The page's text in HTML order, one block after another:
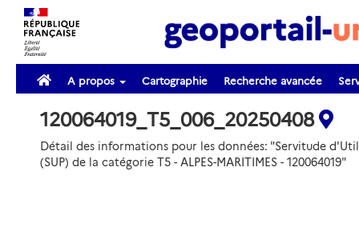
A propos Cartographie Recherche avancée
120064019_T5_006_20250408
Détail des informations pour les données: "Servitude
(SUP) de la catégorie T5 - ALPES-MARITIMES - 120064019"